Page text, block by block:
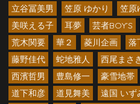
立谷冨美男
笠原 ゆかり 笠原
美咲える子
耳夢 芸者BOY’S
荒木関要
華２ 菱川企画 落
藤野佳代
蛇地雅人 西尾まさ
西濱哲男
豊島修一 豪雪地帯
道下和彦
道見舞美 遠国 いず